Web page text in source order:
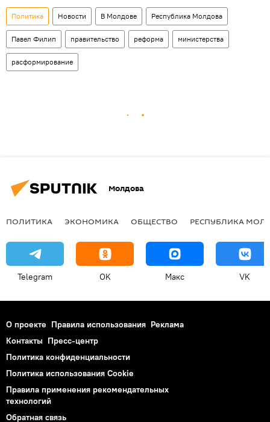
Политика Новости В Молдове Республика Молдова
Павел Филип правительство реформа министерства
расформирование
Молдова
ПОЛИТИКА ЭКОНОМИКА ОБЩЕСТВО РЕСПУБЛИКА
Telegram OK Макс VK
О проекте Правила использования Реклама
Контакты Пресс-центр
Политика конфиденциальности
Политика использования Cookie
Правила применения рекомендательных
технологий
Обратная связь